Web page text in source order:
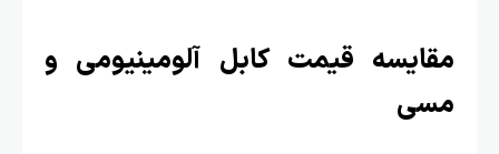
مقایسه قیمت کابل آلومینیومی و
مسی